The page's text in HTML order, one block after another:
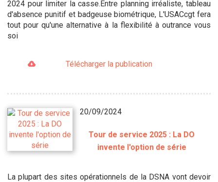
2024 pour limiter la casse.Entre planning irréaliste, tableau
d'absence punitif et badgeuse biométrique, L'USACcgt fera
tout pour qu'une alternative à la flexibilité à outrance vous
soi
Télécharger la publication
20/09/2024
Tour de service 2025 : La DO
invente l'option de série
La plupart des sites opérationnels de la DSNA vont devoir